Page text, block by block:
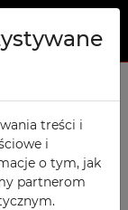
treści i
i
o tym, jak
partnerom